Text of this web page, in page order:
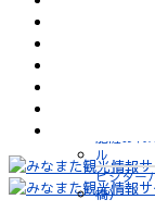
海上タ
肥薩お
ル
ビジター
橋）